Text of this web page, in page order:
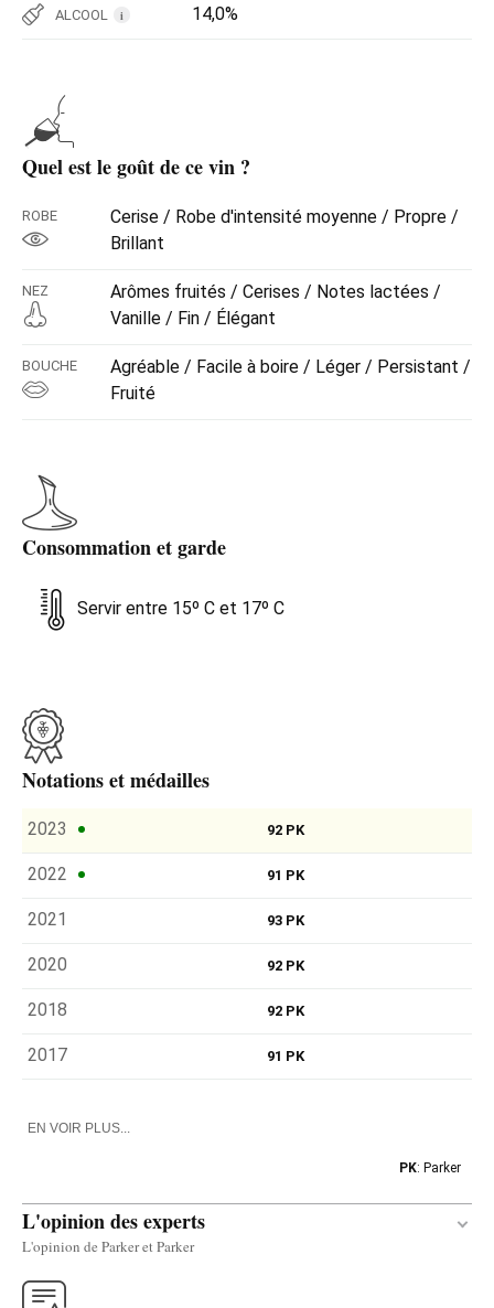
ALCOOL i 14,0%
Quel est le goût de ce vin ?
ROBE
Cerise / Robe d'intensité moyenne / Propre /
Brillant
NEZ
Arômes fruités / Cerises / Notes lactées /
Vanille / Fin / Élégant
BOUCHE
Agréable / Facile à boire / Léger / Persistant /
Fruité
Consommation et garde
Servir entre 15º C et 17º C
Notations et médailles
2023 92 PK
2022 91 PK
2021 93 PK
2020 92 PK
2018 92 PK
2017 91 PK
EN VOIR PLUS...
PK: Parker
L'opinion des experts
L'opinion de Parker et Parker